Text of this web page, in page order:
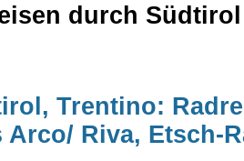
durch
Trentino:
Arco/ Riva, Etsch-